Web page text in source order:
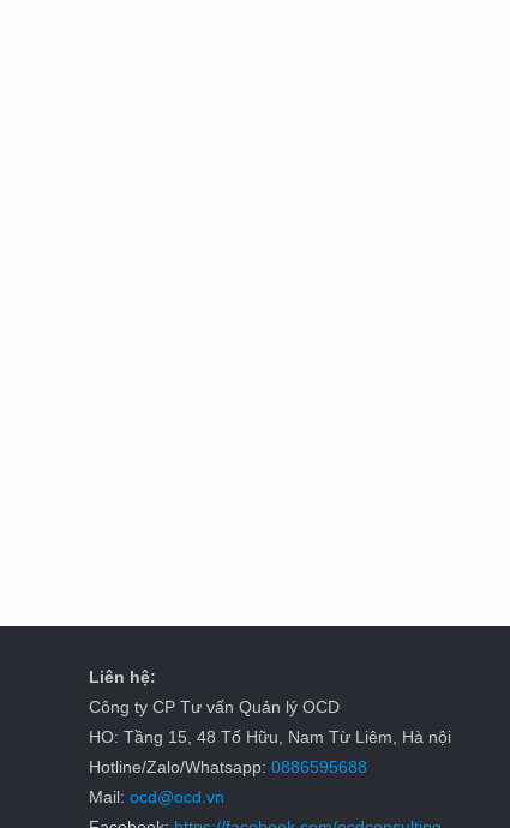
Liên hệ:
Công ty CP Tư vấn Quản lý OCD
HO: Tầng 15, 48 Tố Hữu, Nam Từ Liêm, Hà nội
Hotline/Zalo/Whatsapp:0886595688
Mail:ocd@ocd.vn